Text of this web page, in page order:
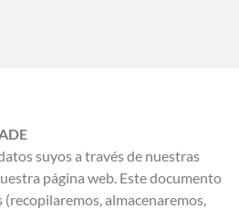
suyos a través de nuestras
página web. Este documento
almacenaremos,